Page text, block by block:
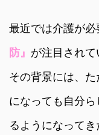
最近では介護が
防』 が注目されて
その背景には、
になっても自分
るようになってき